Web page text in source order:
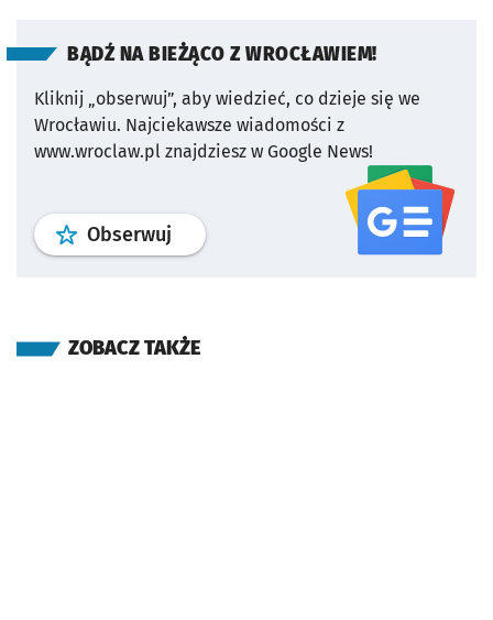
BĄDŹ NA BIEŻĄCO Z WROCŁAWIEM!
Kliknij „obserwuj”, aby wiedzieć, co dzieje się we
Wrocławiu. Najciekawsze wiadomości z
www.wroclaw.pl znajdziesz w Google News!
Obserwuj profil serwisu
ZOBACZ TAKŻE